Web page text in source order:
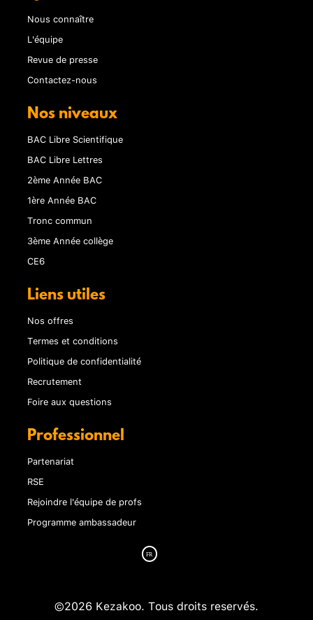
Nous connaître
L'équipe
Revue de presse
Contactez-nous
Nos niveaux
BAC Libre Scientifique
BAC Libre Lettres
2ème Année BAC
1ère Année BAC
Tronc commun
3ème Année collège
CE6
Liens utiles
Nos offres
Termes et conditions
Politique de confidentialité
Recrutement
Foire aux questions
Professionnel
Partenariat
RSE
Rejoindre l'équipe de profs
Programme ambassadeur
©2026 Kezakoo. Tous droits reservés.